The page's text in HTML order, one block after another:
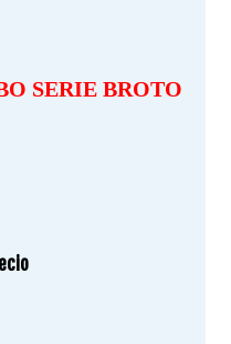
SERIE BROTO